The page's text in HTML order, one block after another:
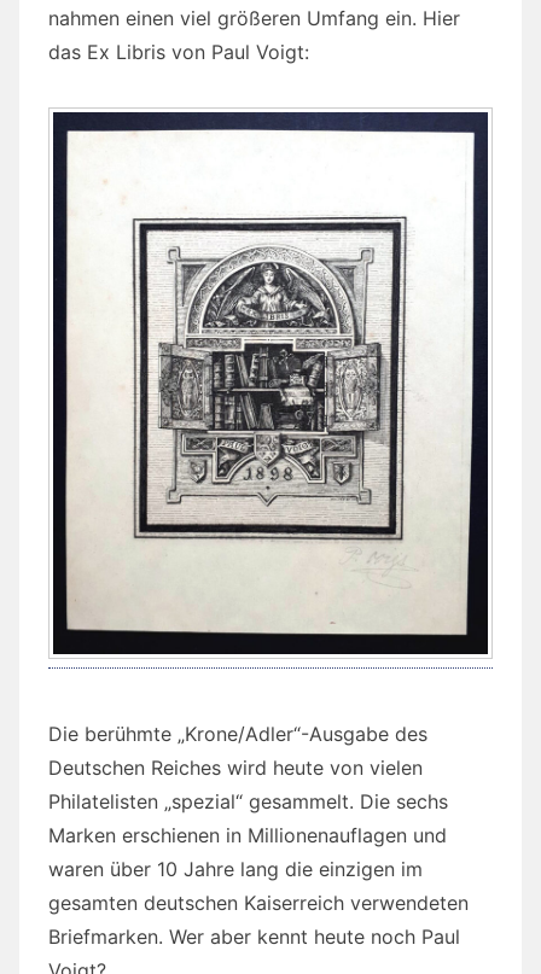
nahmen einen viel größeren Umfang ein. Hier
das Ex Libris von Paul Voigt:
Die berühmte „Krone/Adler“-Ausgabe des
Deutschen Reiches wird heute von vielen
Philatelisten „spezial“ gesammelt. Die sechs
Marken erschienen in Millionenauflagen und
waren über 10 Jahre lang die einzigen im
gesamten deutschen Kaiserreich verwendeten
Briefmarken. Wer aber kennt heute noch Paul